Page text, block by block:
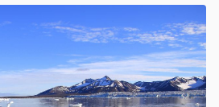
e incêndios na Floresta
ainda mais CO2 para a
Dessa maneira, o efeito
intenso e aumenta a
do gelo do Ártico.